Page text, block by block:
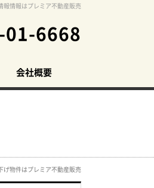
報情報はプレミア不動産販売
6668
会社概要
げ物件はプレミア不動産販売